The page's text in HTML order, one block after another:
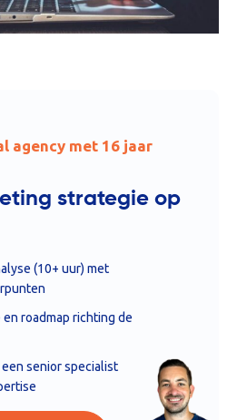
agency met 16 jaar
strategie op
(10+ uur) met
roadmap richting de
senior specialist